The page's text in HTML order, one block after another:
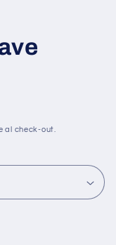
al check-out.